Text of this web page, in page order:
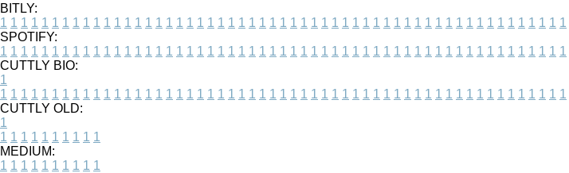
BITLY:
1 1 1 1 1 1 1 1 1 1 1 1 1 1 1 1 1 1 1 1 1 1 1 1 1 1 1 1 1 1 1 1 1 1 1 1 1 1 1 1 1 1 1 1 1 1 1 1 1 1 1 1 1 1 1
SPOTIFY:
1 1 1 1 1 1 1 1 1 1 1 1 1 1 1 1 1 1 1 1 1 1 1 1 1 1 1 1 1 1 1 1 1 1 1 1 1 1 1 1 1 1 1 1 1 1 1 1 1 1 1 1 1 1 1
CUTTLY BIO:
1
1 1 1 1 1 1 1 1 1 1 1 1 1 1 1 1 1 1 1 1 1 1 1 1 1 1 1 1 1 1 1 1 1 1 1 1 1 1 1 1 1 1 1 1 1 1 1 1 1 1 1 1 1 1 1
CUTTLY OLD:
1
1 1 1 1 1 1 1 1 1 1
MEDIUM:
1 1 1 1 1 1 1 1 1 1